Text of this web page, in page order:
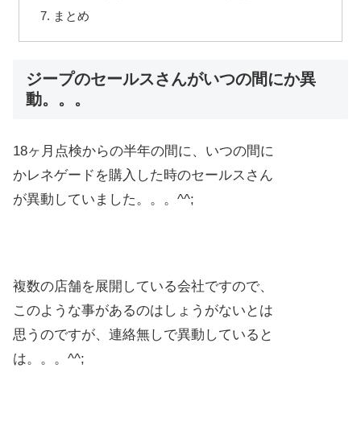
まとめ
ジープのセールスさんがいつの間にか異
動。。。
18ヶ月点検からの半年の間に、いつの間に
かレネゲードを購入した時のセールスさん
が異動していました。。。^^;
複数の店舗を展開している会社ですので、
このような事があるのはしょうがないとは
思うのですが、連絡無しで異動していると
は。。。^^;